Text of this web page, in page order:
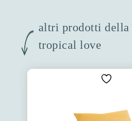
altri prodotti della
tropical love